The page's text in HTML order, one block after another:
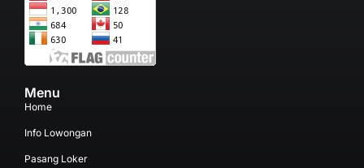
Menu
Home
Info Lowongan
Pasang Loker